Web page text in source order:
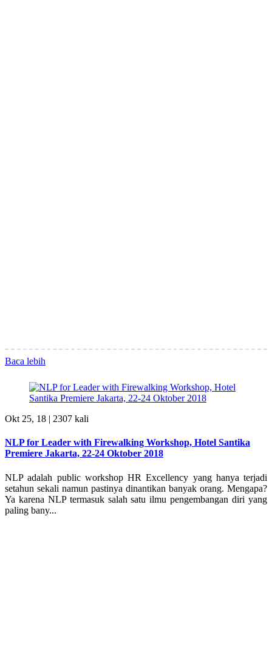
Baca lebih
Okt 25, 18 | 2307 kali
NLP for Leader with Firewalking Workshop, Hotel Santika
Premiere Jakarta, 22-24 Oktober 2018
NLP adalah public workshop HR Excellency yang hanya terjadi
setahun sekali namun pastinya dinantikan banyak orang. Mengapa?
Ya karena NLP termasuk salah satu ilmu pengembangan diri yang
paling bany...